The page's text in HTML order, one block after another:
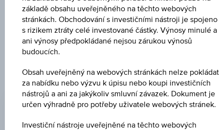
Uveřejněné produktové informace jsou určeny čistě pro
investory, kteří již mají produkt ve svém portfoliu. Tyto údaje
neslouží jako doporučení ani jako nabídka k nákupu těchto
cenných papírů.
EMISNÍ CENA
100,00 %
CENA PŘI SPLATNOSTI
základě obsahu uveřejněného na těchto webových
stránkách. Obchodování s investičními nástroji je spojeno
s rizikem ztráty celé investované částky. Výnosy minulé a
ani výnosy předpokládané nejsou zárukou výnosů
budoucích.
Obsah uveřejněný na webových stránkách nelze pokládat
za nabídku nebo výzvu k úpisu nebo koupi investičních
nástrojů a ani za jakýkoliv smluvní závazek. Dokument je
určen výhradně pro potřeby uživatele webových stránek.
Investiční nástroje uveřejněné na těchto webových